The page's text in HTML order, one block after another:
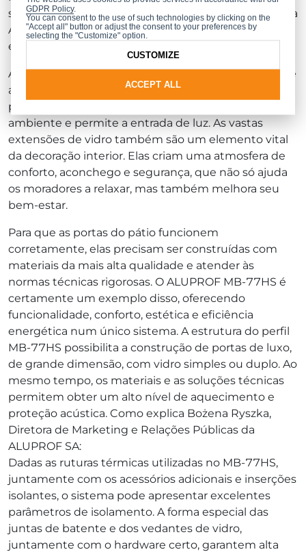
sistema de portas de correr eleváveis MB-77HS HI da
ALUPROF. Mais uma vez, esta é uma solução com
excelentes parâmetros térmicos.
A colocação de vidros panorâmicos em jogo para que
a área de estar se abra para um jardim interno
proporciona um contato desimpedido com o
ambiente e permite a entrada de luz. As vastas
extensões de vidro também são um elemento vital
da decoração interior. Elas criam uma atmosfera de
conforto, aconchego e segurança, que não só ajuda
os moradores a relaxar, mas também melhora seu
bem-estar.
Para que as portas do pátio funcionem
corretamente, elas precisam ser construídas com
materiais da mais alta qualidade e atender às
normas técnicas rigorosas. O ALUPROF MB-77HS é
certamente um exemplo disso, oferecendo
funcionalidade, conforto, estética e eficiência
energética num único sistema. A estrutura do perfil
MB-77HS possibilita a construção de portas de luxo,
de grande dimensão, com vidro simples ou duplo. Ao
mesmo tempo, os materiais e as soluções técnicas
permitem obter um alto nível de aquecimento e
proteção acústica. Como explica Bożena Ryszka,
Diretora de Marketing e Relações Públicas da
ALUPROF SA:
Dadas as ruturas térmicas utilizadas no MB-77HS,
juntamente com os acessórios adicionais e inserções
isolantes, o sistema pode apresentar excelentes
parâmetros de isolamento. A forma especial das
juntas de batente e dos vedantes de vidro,
juntamente com o hardware certo, garantem alta
GDPR Policy.
You can consent to the use of such technologies by clicking on the
"Accept all" button or adjust the consent to your preferences by
selecting the "Customize" option.
ACCEPT ALL
CUSTOMIZE